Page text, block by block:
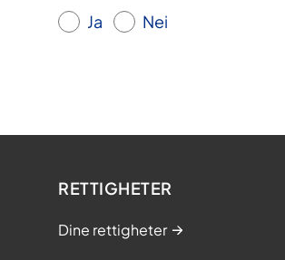
Ja Nei
RETTIGHETER
Dine rettigheter